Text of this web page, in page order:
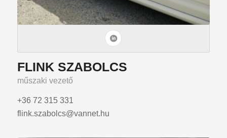
FLINK SZABOLCS
műszaki vezető
+36 72 315 331
flink.szabolcs@vannet.hu